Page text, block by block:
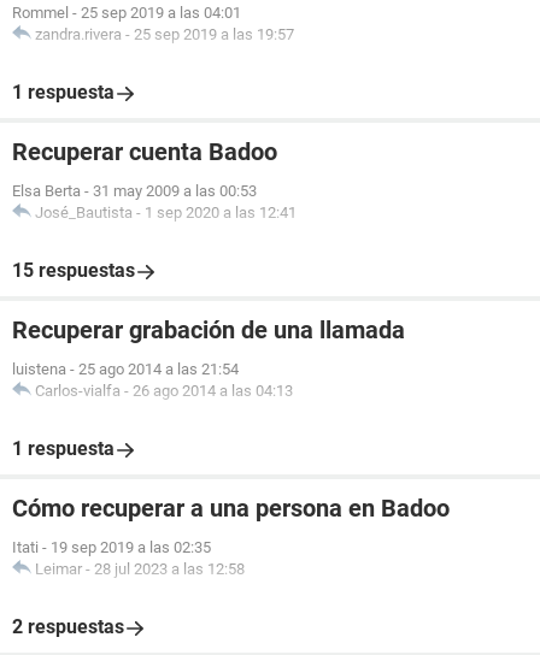
Rommel - 25 sep 2019 a las 04:01
zandra.rivera - 25 sep 2019 a las 19:57
1 respuesta
Recuperar cuenta Badoo
Elsa Berta - 31 may 2009 a las 00:53
José_Bautista - 1 sep 2020 a las 12:41
15 respuestas
Recuperar grabación de una llamada
luistena - 25 ago 2014 a las 21:54
Carlos-vialfa - 26 ago 2014 a las 04:13
1 respuesta
Cómo recuperar a una persona en Badoo
Itati - 19 sep 2019 a las 02:35
Leimar - 28 jul 2023 a las 12:58
2 respuestas